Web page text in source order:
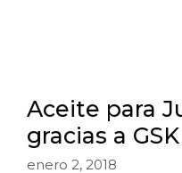
Aceite para
gracias a GSK
enero 2, 2018